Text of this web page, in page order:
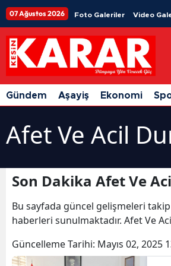
07 Ağustos 2026 Foto Galeriler Video
Gündem Aşayiş Ekonomi
Afet Ve Acil
Son Dakika Afet Ve
Bu sayfada güncel gelişmeleri
haberleri sunulmaktadır. Afet Ve
Güncelleme Tarihi: Mayıs 02, 2025